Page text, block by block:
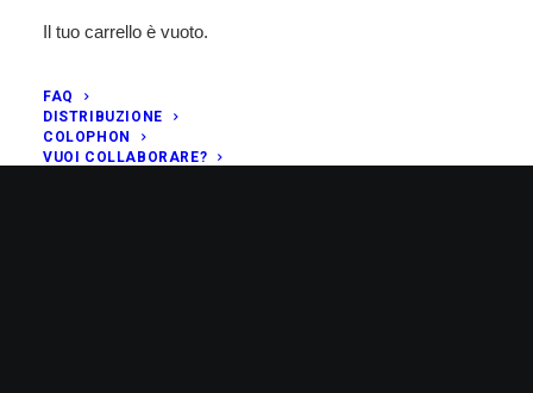
Il tuo carrello è vuoto.
FAQ
DISTRIBUZIONE
COLOPHON
VUOI COLLABORARE?